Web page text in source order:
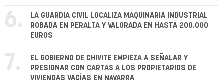
6.
LA GUARDIA CIVIL LOCALIZA MAQUINARIA INDUSTRIAL
ROBADA EN PERALTA Y VALORADA EN HASTA 200.000
EUROS
7.
EL GOBIERNO DE CHIVITE EMPIEZA A SEÑALAR Y
PRESIONAR CON CARTAS A LOS PROPIETARIOS DE
VIVIENDAS VACÍAS EN NAVARRA